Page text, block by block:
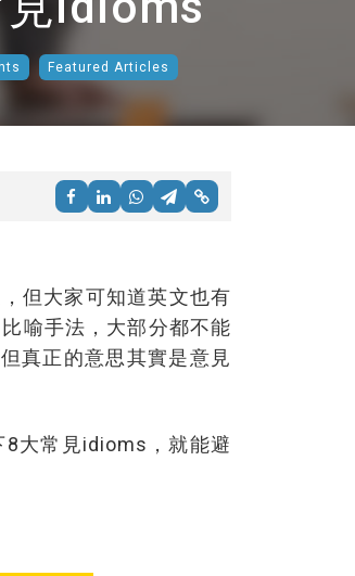
Featured Articles
但大家可知道英文也有
喻手法，大部分都不能
真正的意思其實是意見
大常見idioms，就能避